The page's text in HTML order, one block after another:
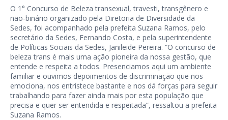
O 1° Concurso de Beleza transexual, travesti, transgênero e
não-binário organizado pela Diretoria de Diversidade da
Sedes, foi acompanhado pela prefeita Suzana Ramos, pelo
secretário da Sedes, Fernando Costa, e pela superintendente
de Políticas Sociais da Sedes, Janileide Pereira. “O concurso de
beleza trans é mais uma ação pioneira da nossa gestão, que
entende e respeita a todos. Presenciamos aqui um ambiente
familiar e ouvimos depoimentos de discriminação que nos
emociona, nos entristece bastante e nos dá forças para seguir
trabalhando para fazer ainda mais por esta população que
precisa e quer ser entendida e respeitada”, ressaltou a prefeita
Suzana Ramos.